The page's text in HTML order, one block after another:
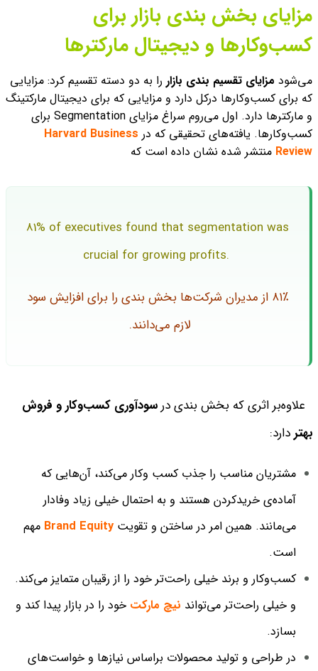
مزایای بخش بندی بازار برای
کسب‌وکارها و دیجیتال مارکترها
می‌‌شود مزایای تقسیم بندی بازار را به دو دسته تقسیم کرد: مزایایی
که برای کسب‌وکارها در‌کل دارد و مزایایی که برای دیجیتال مارکتینگ
و مارکترها دارد. اول می‌روم سراغ مزایای Segmentation برای
کسب‌وکارها. یافته‌های تحقیقی که در Harvard Business
Review منتشر شده نشان داده است که
81% of executives found that segmentation was
crucial for growing profits.
۸۱٪ از مدیران شرکت‌ها بخش بندی را برای افزایش سود
لازم می‌دانند.
علاوه‌بر اثری که بخش‌ بندی درسودآوری کسب‌وکار و فروش
بهتردارد:
مشتریان مناسب را جذب کسب وکار می‌کند، آن‌هایی که
آماده‌ی خریدکردن هستند و به احتمال خیلی زیاد وفادار
می‌مانند. همین امر در ساختن و تقویتBrand Equity مهم
است.
کسب‌وکار و برند خیلی راحت‌تر خود را از رقیبان متمایز می‌کند.
و خیلی راحت‌تر می‌تواند نیچ مارکت خود را در بازار پیدا کند و
بسازد.
در طراحی و تولید محصولات براساس نیازها و خواست‌های